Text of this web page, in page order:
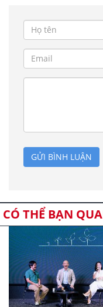
GỬI BÌNH LUẬN
CÓ THỂ BẠN